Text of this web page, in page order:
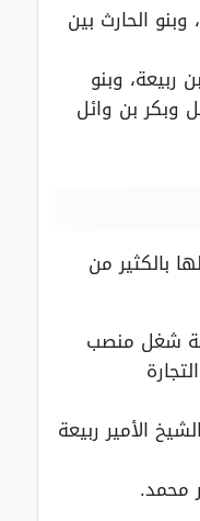
الحارث بين
ربيعة، وبنو
وبكر بن وائل
بالكثير من
شغل منصب
الأمير ربيعة